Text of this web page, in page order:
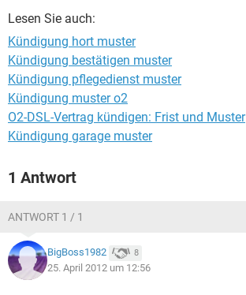
Lesen Sie auch:
Kündigung hort muster
Kündigung bestätigen muster
Kündigung pflegedienst muster
Kündigung muster o2
O2-DSL-Vertrag kündigen: Frist und Muster
Kündigung garage muster
1 Antwort
ANTWORT 1 / 1
BigBoss1982 8
25. April 2012 um 12:56